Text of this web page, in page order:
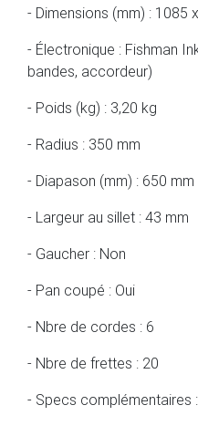
- Dimensions (mm) : 1085
- Électronique : Fishman
bandes, accordeur)
- Poids (kg) : 3,20 kg
- Radius : 350 mm
- Diapason (mm) : 650 mm
- Largeur au sillet : 43 mm
- Gaucher : Non
- Pan coupé : Oui
- Nbre de cordes : 6
- Nbre de frettes : 20
- Specs complémentaires